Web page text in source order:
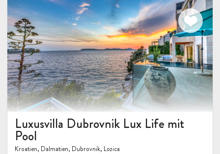
Luxusvilla Dubrovnik Lux Life mit
Pool
Kroatien, Dalmatien, Dubrovnik, Lozica